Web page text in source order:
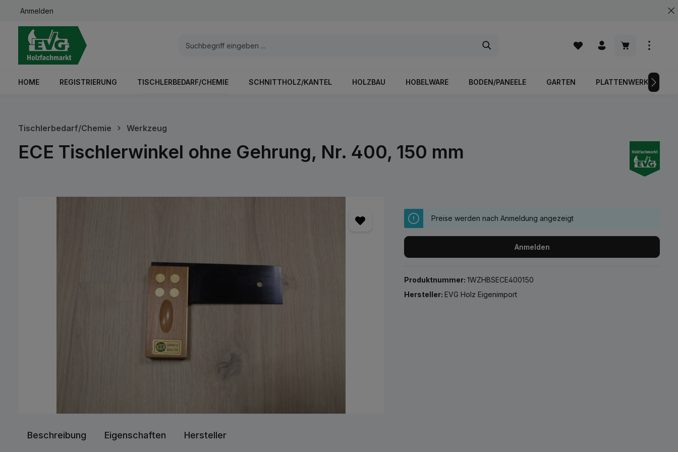
Zur Hauptnavigation springen
Anmelden
Warenkorb
HOME REGISTRIERUNG TISCHLERBEDARF/CHEMIE SCHNITTHOLZ/KANTEL HOLZBAU HOBELWARE BODEN/PANEELE GARTEN PLATTENWERKSTOFFE
Tischlerbedarf/Chemie Werkzeug
ECE Tischlerwinkel ohne Gehrung, Nr. 400, 150 mm
Preise werden nach Anmeldung angezeigt
Anmelden
Produktnummer:1WZHBSECE400150
Hersteller:EVG Holz Eigenimport
Beschreibung Eigenschaften Hersteller